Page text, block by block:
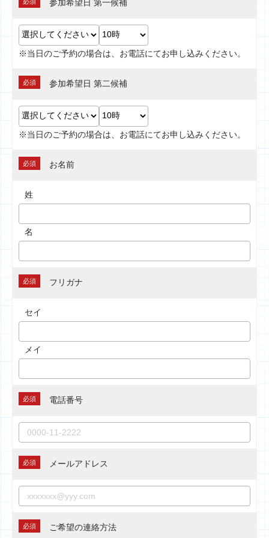
参加希望日 第一候補
※当日のご予約の場合は、お電話にてお申し込みください。
必須 参加希望日 第二候補
※当日のご予約の場合は、お電話にてお申し込みください。
必須 お名前
姓
名
必須 フリガナ
セイ
メイ
必須 電話番号
必須 メールアドレス
必須 ご希望の連絡方法